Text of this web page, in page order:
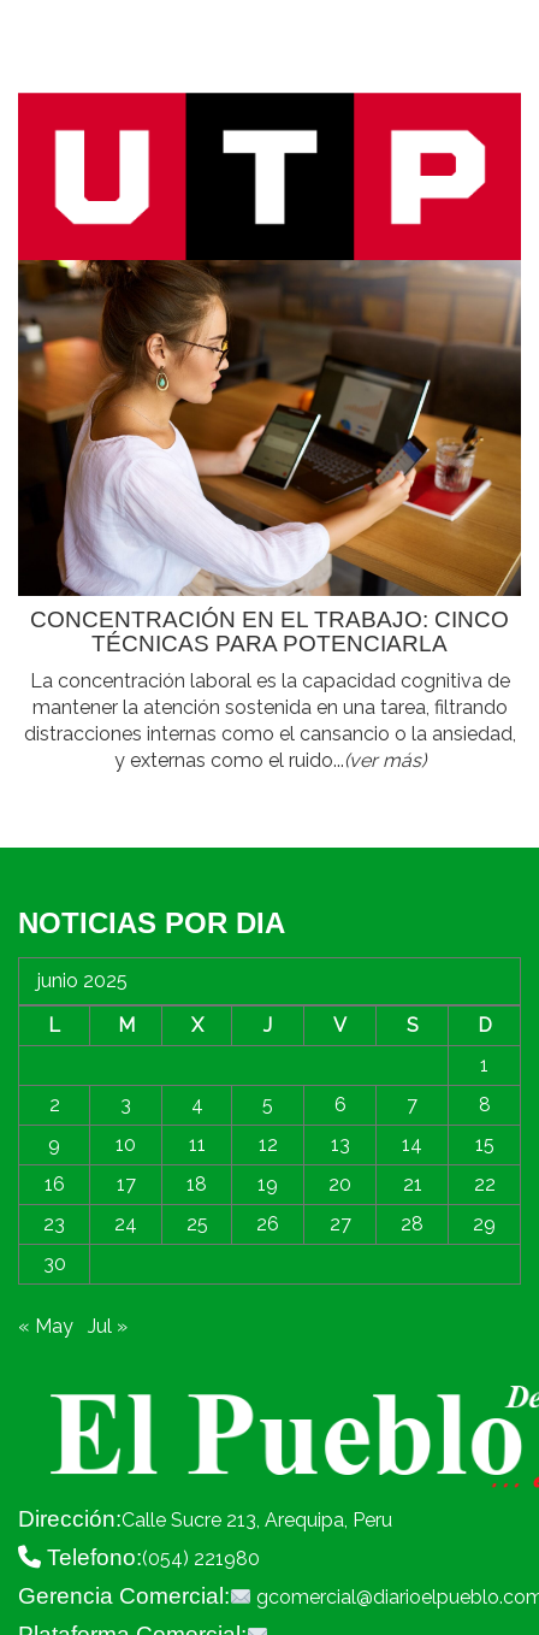
CONCENTRACIÓN EN EL TRABAJO: CINCO
TÉCNICAS PARA POTENCIARLA
La concentración laboral es la capacidad cognitiva de
mantener la atención sostenida en una tarea, filtrando
distracciones internas como el cansancio o la ansiedad,
y externas como el ruido...(ver más)
NOTICIAS POR DIA
junio 2025
L
M X J V S
D
1
2
3 4 5 6 7
8
9
10 11 12 13 14
15
16
17 18 19 20 21
22
23
24 25 26 27 28
29
30
« May Jul »
Dirección:Calle Sucre 213, Arequipa, Peru
Telefono:(054) 221980
Gerencia Comercial: